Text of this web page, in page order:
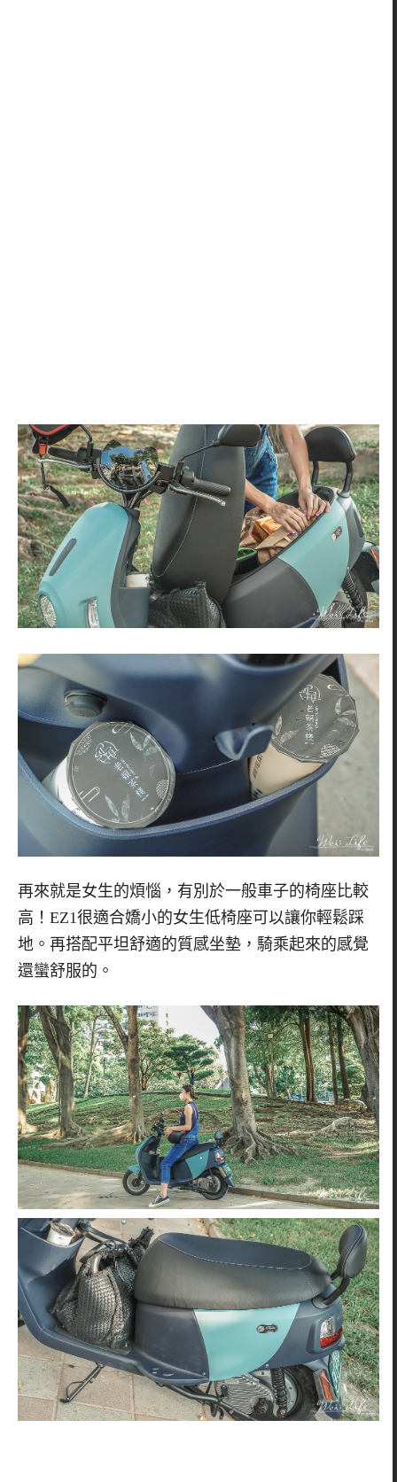
再來就是女生的煩惱，有別於一般車子的椅座比較
高！EZ1很適合嬌小的女生低椅座可以讓你輕鬆踩
地。再搭配平坦舒適的質感坐墊，騎乘起來的感覺
還蠻舒服的。